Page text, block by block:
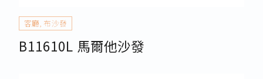
客廳,布沙發
B11610L 馬爾他沙發